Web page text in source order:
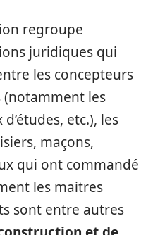
regroupe
juridiques qui
les concepteurs
(notamment les
etc.), les
maçons,
qui ont commandé
les maitres
sont entre autres